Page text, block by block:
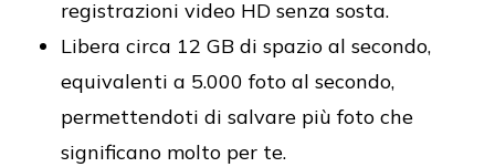
registrazioni video HD senza sosta.
Libera circa 12 GB di spazio al secondo,
equivalenti a 5.000 foto al secondo,
permettendoti di salvare più foto che
significano molto per te.